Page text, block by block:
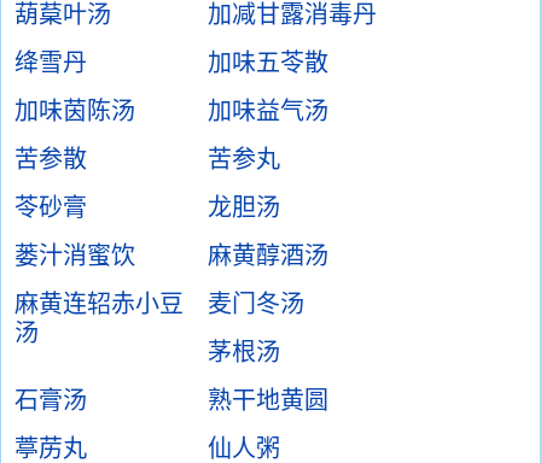
葫葈叶汤
加减甘露消毒丹
绛雪丹
加味五苓散
加味茵陈汤
加味益气汤
苦参散
苦参丸
苓砂膏
龙胆汤
蒌汁消蜜饮
麻黄醇酒汤
麻黄连轺赤小豆
汤
麦门冬汤
茅根汤
石膏汤
熟干地黄圆
葶苈丸
仙人粥